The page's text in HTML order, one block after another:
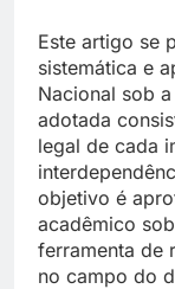
Este artigo se
sistemática e
Nacional sob
adotada
legal de cada
objetivo é
acadêmico
ferramenta de
no campo do